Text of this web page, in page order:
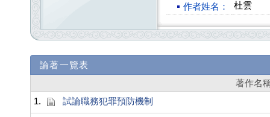
作者姓名： 杜雲
論著一覽表
著作名
1.
試論職務犯罪預防機制